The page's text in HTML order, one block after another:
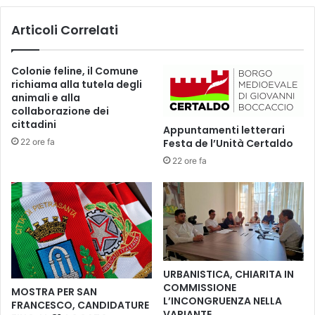
l
n
e
l
g
i
o
o
d
e
l
l
B
e
f
o
s
s
o
r
u
c
a
,
i
l
o
r
d
Articoli Correlati
Colonie feline, il Comune
richiama alla tutela degli
animali e alla
collaborazione dei
cittadini
22 ore fa
Appuntamenti letterari
Festa de l’Unità Certaldo
22 ore fa
MOSTRA PER SAN
FRANCESCO, CANDIDATURE
URBANISTICA, CHIARITA IN
COMMISSIONE
L’INCONGRUENZA NELLA